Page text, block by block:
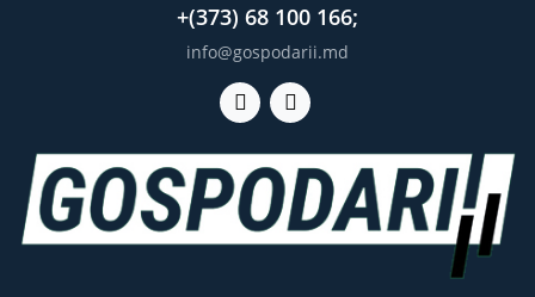
+(373) 68 100 166;
info@gospodarii.md